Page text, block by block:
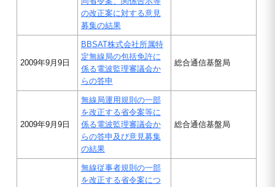
の改正案に対する意見
募集の結果
2009年9月9日
BBSAT株式会社所属特
定無線局の包括免許に
係る電波監理審議会か
らの答申
総合通信基盤局
2009年9月9日
無線局運用規則の一部
を改正する省令案等に
係る電波監理審議会か
らの答申及び意見募集
の結果
総合通信基盤局
無線従事者規則の一部
を改正する省令案につ